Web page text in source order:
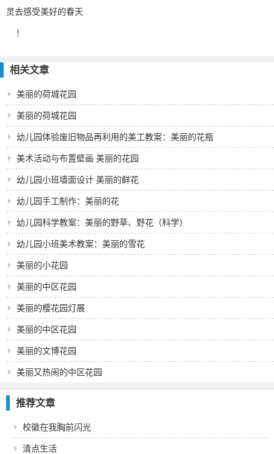
灵去感受美好的春天
！
相关文章
美丽的荷城花园
美丽的荷城花园
幼儿园体验废旧物品再利用的美工教案：美丽的花瓶
美术活动与布置壁画 美丽的花园
幼儿园小班墙面设计 美丽的鲜花
幼儿园手工制作：美丽的花
幼儿园科学教案：美丽的野草、野花（科学）
幼儿园小班美术教案：美丽的雪花
美丽的小花园
美丽的中区花园
美丽的樱花园灯展
美丽的中区花园
美丽的文博花园
美丽又热闹的中区花园
推荐文章
校徽在我胸前闪光
清点生活